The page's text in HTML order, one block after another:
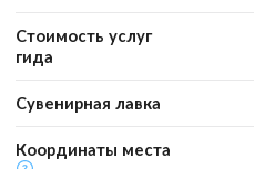
Стоимость услуг
гида
Сувенирная лавка
Координаты места